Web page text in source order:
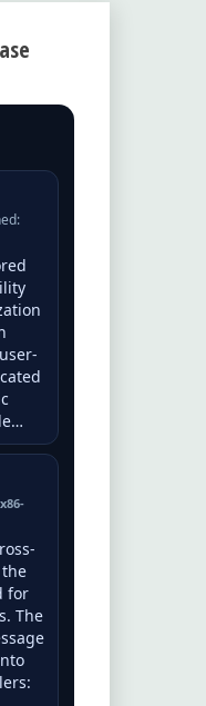
for
The